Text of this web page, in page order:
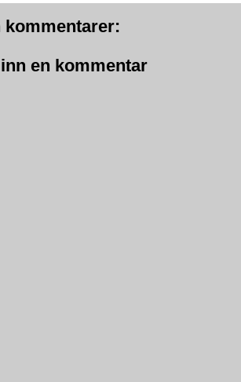
kommentarer:
en kommentar